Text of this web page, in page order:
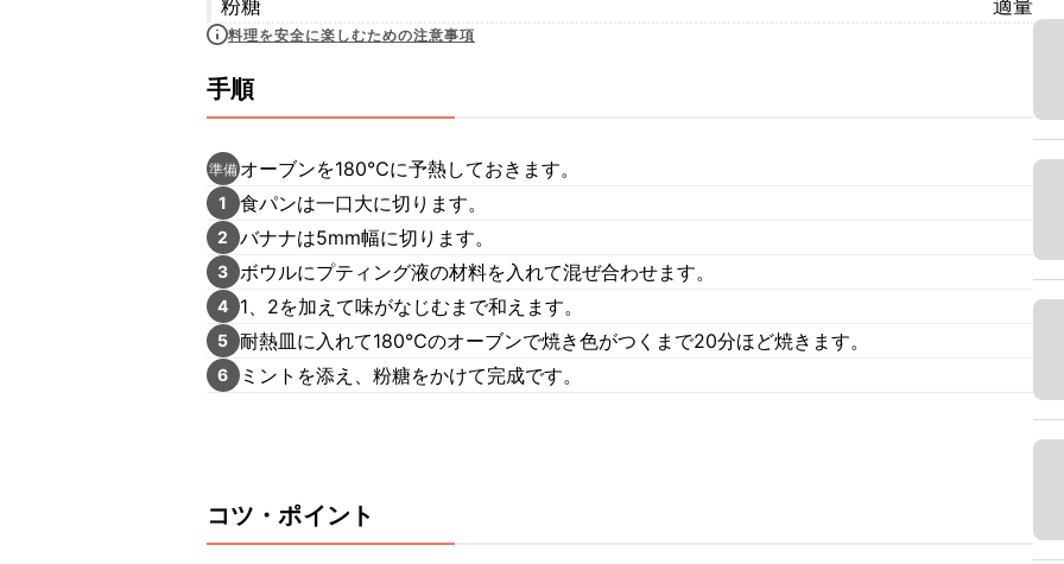
粉糖
適量
料理を安全に楽しむための注意事項
手順
準備 オーブンを180℃に予熱しておきます。
1 食パンは一口大に切ります。
2 バナナは5mm幅に切ります。
3 ボウルにプティング液の材料を入れて混ぜ合わせます。
4 1、2を加えて味がなじむまで和えます。
5 耐熱皿に入れて180℃のオーブンで焼き色がつくまで20分ほど焼きます。
6 ミントを添え、粉糖をかけて完成です。
コツ・ポイント